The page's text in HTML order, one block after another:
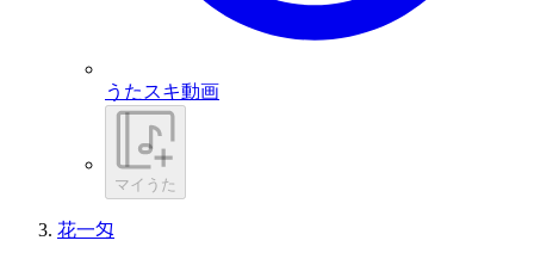
うたスキ動画
マイうた
花一匁